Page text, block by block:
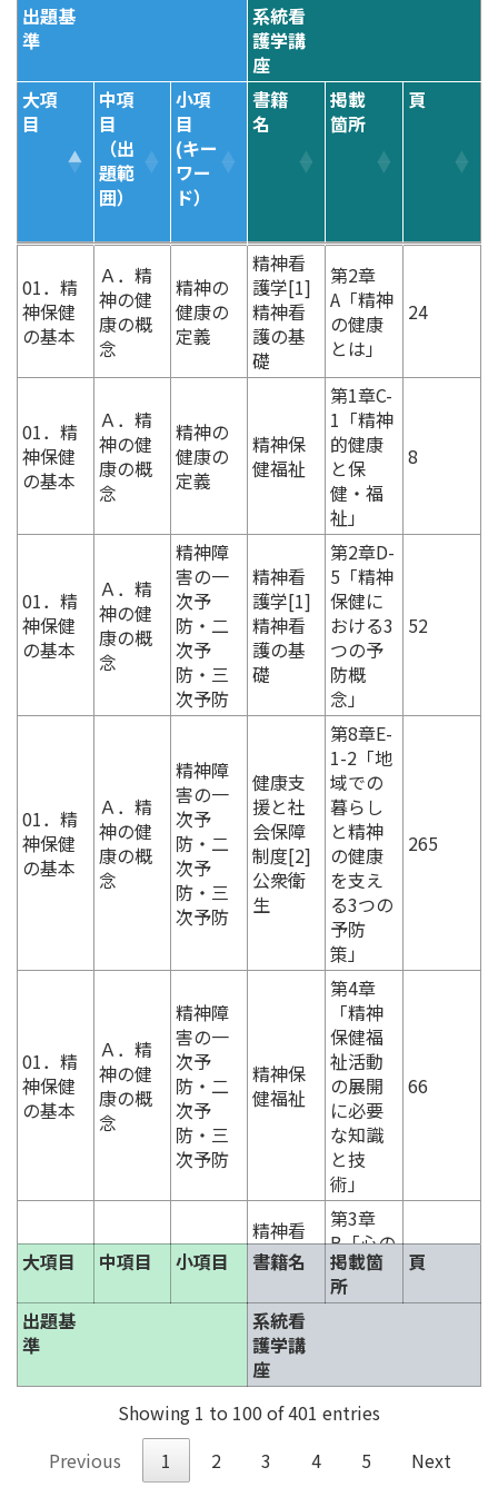
出題基
準
系統看
護学講
座
大項
目
中項
目
（出
題範
囲）
小項
目
(キー
ワー
ド）
書籍
名
掲載
箇所
頁
準
系統看
護学講
座
目
目
（出
題範
囲）
目
(キー
ワー
書籍
名
箇所
01．精
神保健
の基本
Ａ．精
神の健
康の概
念
精神の
健康の
定義
精神看
護学[1]
精神看
護の基
礎
第2章
A「精神
の健康
とは」
24
01．精
神保健
の基本
Ａ．精
神の健
康の概
念
精神の
健康の
定義
精神保
健福祉
第1章C-
1「精神
的健康
と保
健・福
祉」
8
01．精
神保健
の基本
Ａ．精
神の健
康の概
念
精神障
害の一
次予
防・二
次予
防・三
次予防
精神看
護学[1]
精神看
護の基
礎
第2章D-
5「精神
保健に
おける3
つの予
防概
念」
52
01．精
神保健
の基本
Ａ．精
神の健
康の概
念
精神障
害の一
次予
防・二
次予
防・三
次予防
健康支
援と社
会保障
制度[2]
公衆衛
生
第8章E-
1-2「地
域での
暮らし
と精神
の健康
を支え
る3つの
予防
策」
265
01．精
神保健
の基本
Ａ．精
神の健
康の概
念
精神障
害の一
次予
防・二
次予
防・三
次予防
精神保
健福祉
第4章
「精神
保健福
祉活動
の展開
に必要
な知識
と技
術」
66
01．精
神保健
の基本
Ｂ．心
の機能
と発達
精神と
情緒の
発達
精神看
護学[1]
精神看
護の基
礎
第3章
B「心の
しくみ
と人格
79
神保健
Ｂ．心
の機能
と発達
自我の
精神看
精神看
と無意
精神分
83
大項目 中項目 小項目 書籍名
掲載箇
所
頁
出題基
準
系統看
護学講
座
Showing 1 to 100 of 401 entries
Previous
1 2 3 4 5 Next